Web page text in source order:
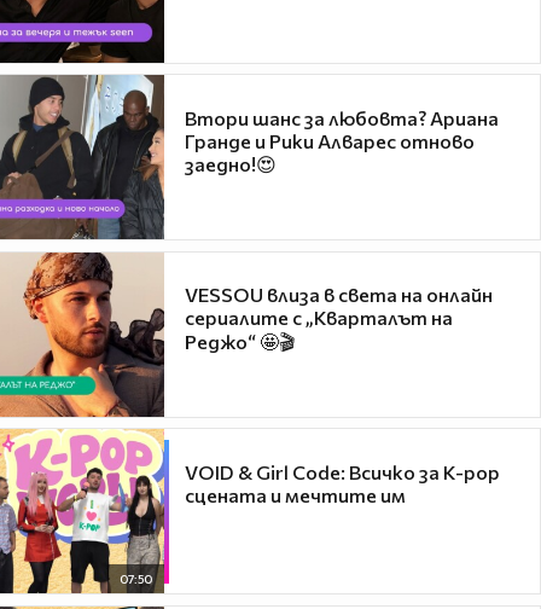
Втори шанс за любовта? Ариана
Гранде и Рики Алварес отново
заедно!😍
VESSOU влиза в света на онлайн
сериалите с „Кварталът на
Реджо“ 🤩🎬
07:50
VOID & Girl Code: Всичко за K-pop
сцената и мечтите им